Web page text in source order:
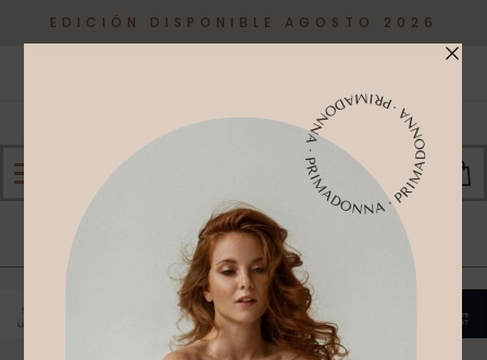
EDICIÓN DISPONIBLE AGOSTO 2026